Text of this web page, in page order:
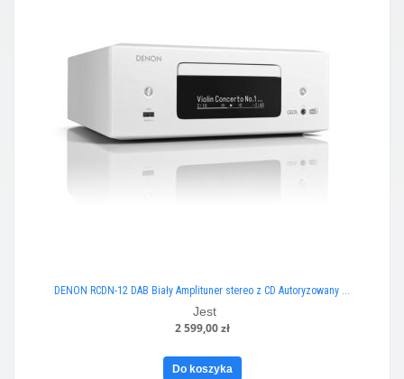
DENON RCDN-12 DAB Biały Amplituner stereo z CD Autoryzowany ...
Jest
2 599,00 zł
Do koszyka